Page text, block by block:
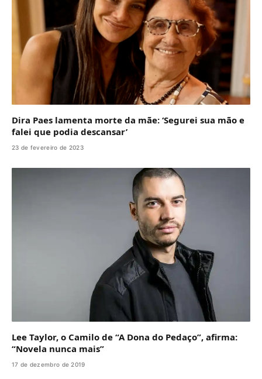
Dira Paes lamenta morte da mãe: ‘Segurei sua mão e
falei que podia descansar’
23 de fevereiro de 2023
Lee Taylor, o Camilo de “A Dona do Pedaço”, afirma:
“Novela nunca mais”
17 de dezembro de 2019